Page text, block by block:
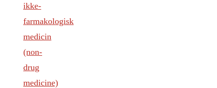
ikke-
farmakologisk
medicin
(non-
drug
medicine)